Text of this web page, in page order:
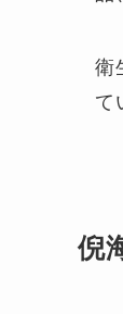
衛
て
倪